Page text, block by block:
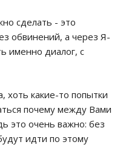
сделать - это
обвинений, а через Я-
именно диалог, с
хоть какие-то попытки
почему между Вами
это очень важно: без
идти по этому